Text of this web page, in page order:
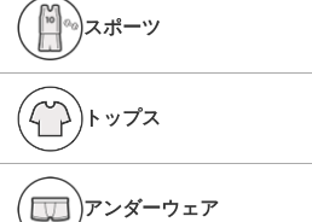
スポーツ
トップス
アンダーウェア